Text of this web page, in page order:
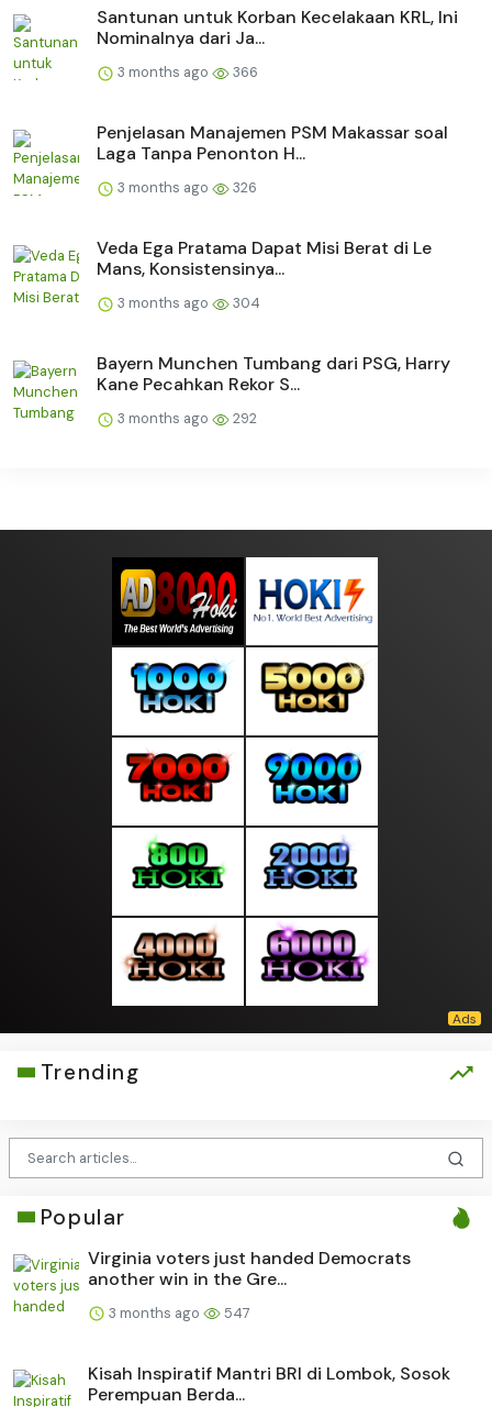
Santunan untuk Korban Kecelakaan KRL, Ini
Nominalnya dari Ja...
3 months ago 366
Penjelasan Manajemen PSM Makassar soal
Laga Tanpa Penonton H...
3 months ago 326
Veda Ega Pratama Dapat Misi Berat di Le
Mans, Konsistensinya...
3 months ago 304
Bayern Munchen Tumbang dari PSG, Harry
Kane Pecahkan Rekor S...
3 months ago 292
Trending
Popular
Virginia voters just handed Democrats
another win in the Gre...
3 months ago 547
Kisah Inspiratif Mantri BRI di Lombok, Sosok
Perempuan Berda...